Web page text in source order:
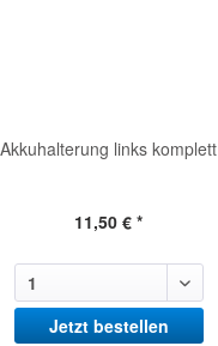
Akkuhalterung links komplett
11,50 € *
Jetzt bestellen